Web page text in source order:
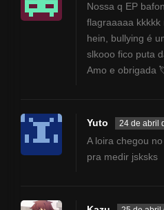
Nossa q EP
flagraaaaa
hein, bullying é
slkooo fico puta
Amo e obrigada
Yuto 24 de abril
A loira chegou
pra medir jsksks